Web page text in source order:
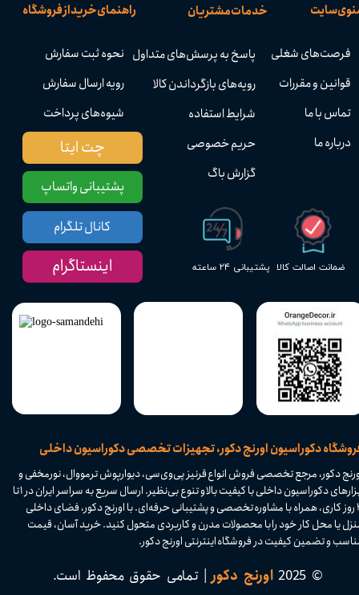
دکوراسیون اورنج دکور، تجهیزات تخصصی دکوراسیون داخلی
پشتیبانی ۲۴ ساعته ضمانت اصالت کالا
راهنمای خرید از فروشگاه
نحوه ثبت سفارش
رویه ارسال سفارش
شیوه‌های پرداخت
خدمات مشتریان
پاسخ به پرسش‌های متداول
رویه‌های بازگرداندن کالا
شرایط استفاده
حریم خصوصی
گزارش باگ
سایت
فرصت‌های شغلی
قوانین و مقررات
تماس با ما
درباره ما
دکور، مرجع تخصصی فروش انواع قرنیز پی‌وی‌سی، دیوارپوش ترمووال، نورمخفی و
ابزارهای دکوراسیون داخلی با کیفیت بالا و تنوع بی‌نظیر. ارسال سریع به سراسر ایران در ۱ تا
۴ روز کاری، همراه با مشاوره تخصصی و پشتیبانی حرفه‌ای. با اورنج دکور، فضای داخلی
یا محل کار خود را با محصولات مدرن و کاربردی متحول کنید. خرید آسان، قیمت
و تضمین کیفیت در فروشگاه اینترنتی اورنج دکور.​​​​​​​
© 2025 اورنج دکور| تمامی حقوق محفوظ است.​​​​​​​
پشتیبانی واتساپ
چت ایتا
کانال تلگرام
اینستاگرام